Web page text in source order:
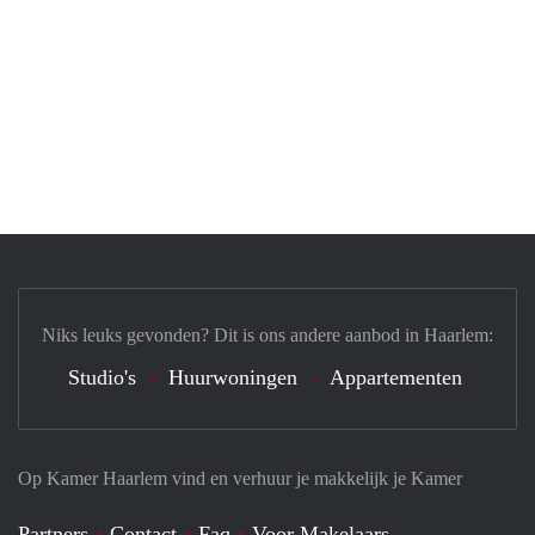
Op Kamer Haarlem vind en verhuur je makkelijk je Kamer
Niks leuks gevonden? Dit is ons andere aanbod in Haarlem:
Studio's Huurwoningen Appartementen